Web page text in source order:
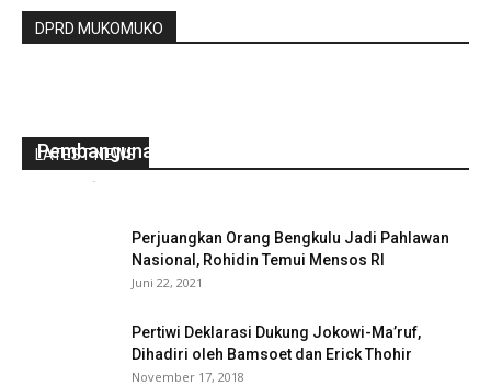
DPRD MUKOMUKO
LATEST NEWS
Pembangunan Gedung Posyandu Desa
-
Perjuangkan Orang Bengkulu Jadi Pahlawan
Nasional, Rohidin Temui Mensos RI
Juni 22, 2021
Pertiwi Deklarasi Dukung Jokowi-Ma’ruf,
Dihadiri oleh Bamsoet dan Erick Thohir
November 17, 2018